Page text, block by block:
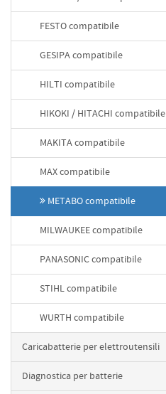
FESTO compatibile
GESIPA compatibile
HILTI compatibile
HIKOKI / HITACHI compatibile
MAKITA compatibile
MAX compatibile
METABO compatibile
MILWAUKEE compatibile
PANASONIC compatibile
STIHL compatibile
WURTH compatibile
Caricabatterie per elettroutensili
Diagnostica per batterie